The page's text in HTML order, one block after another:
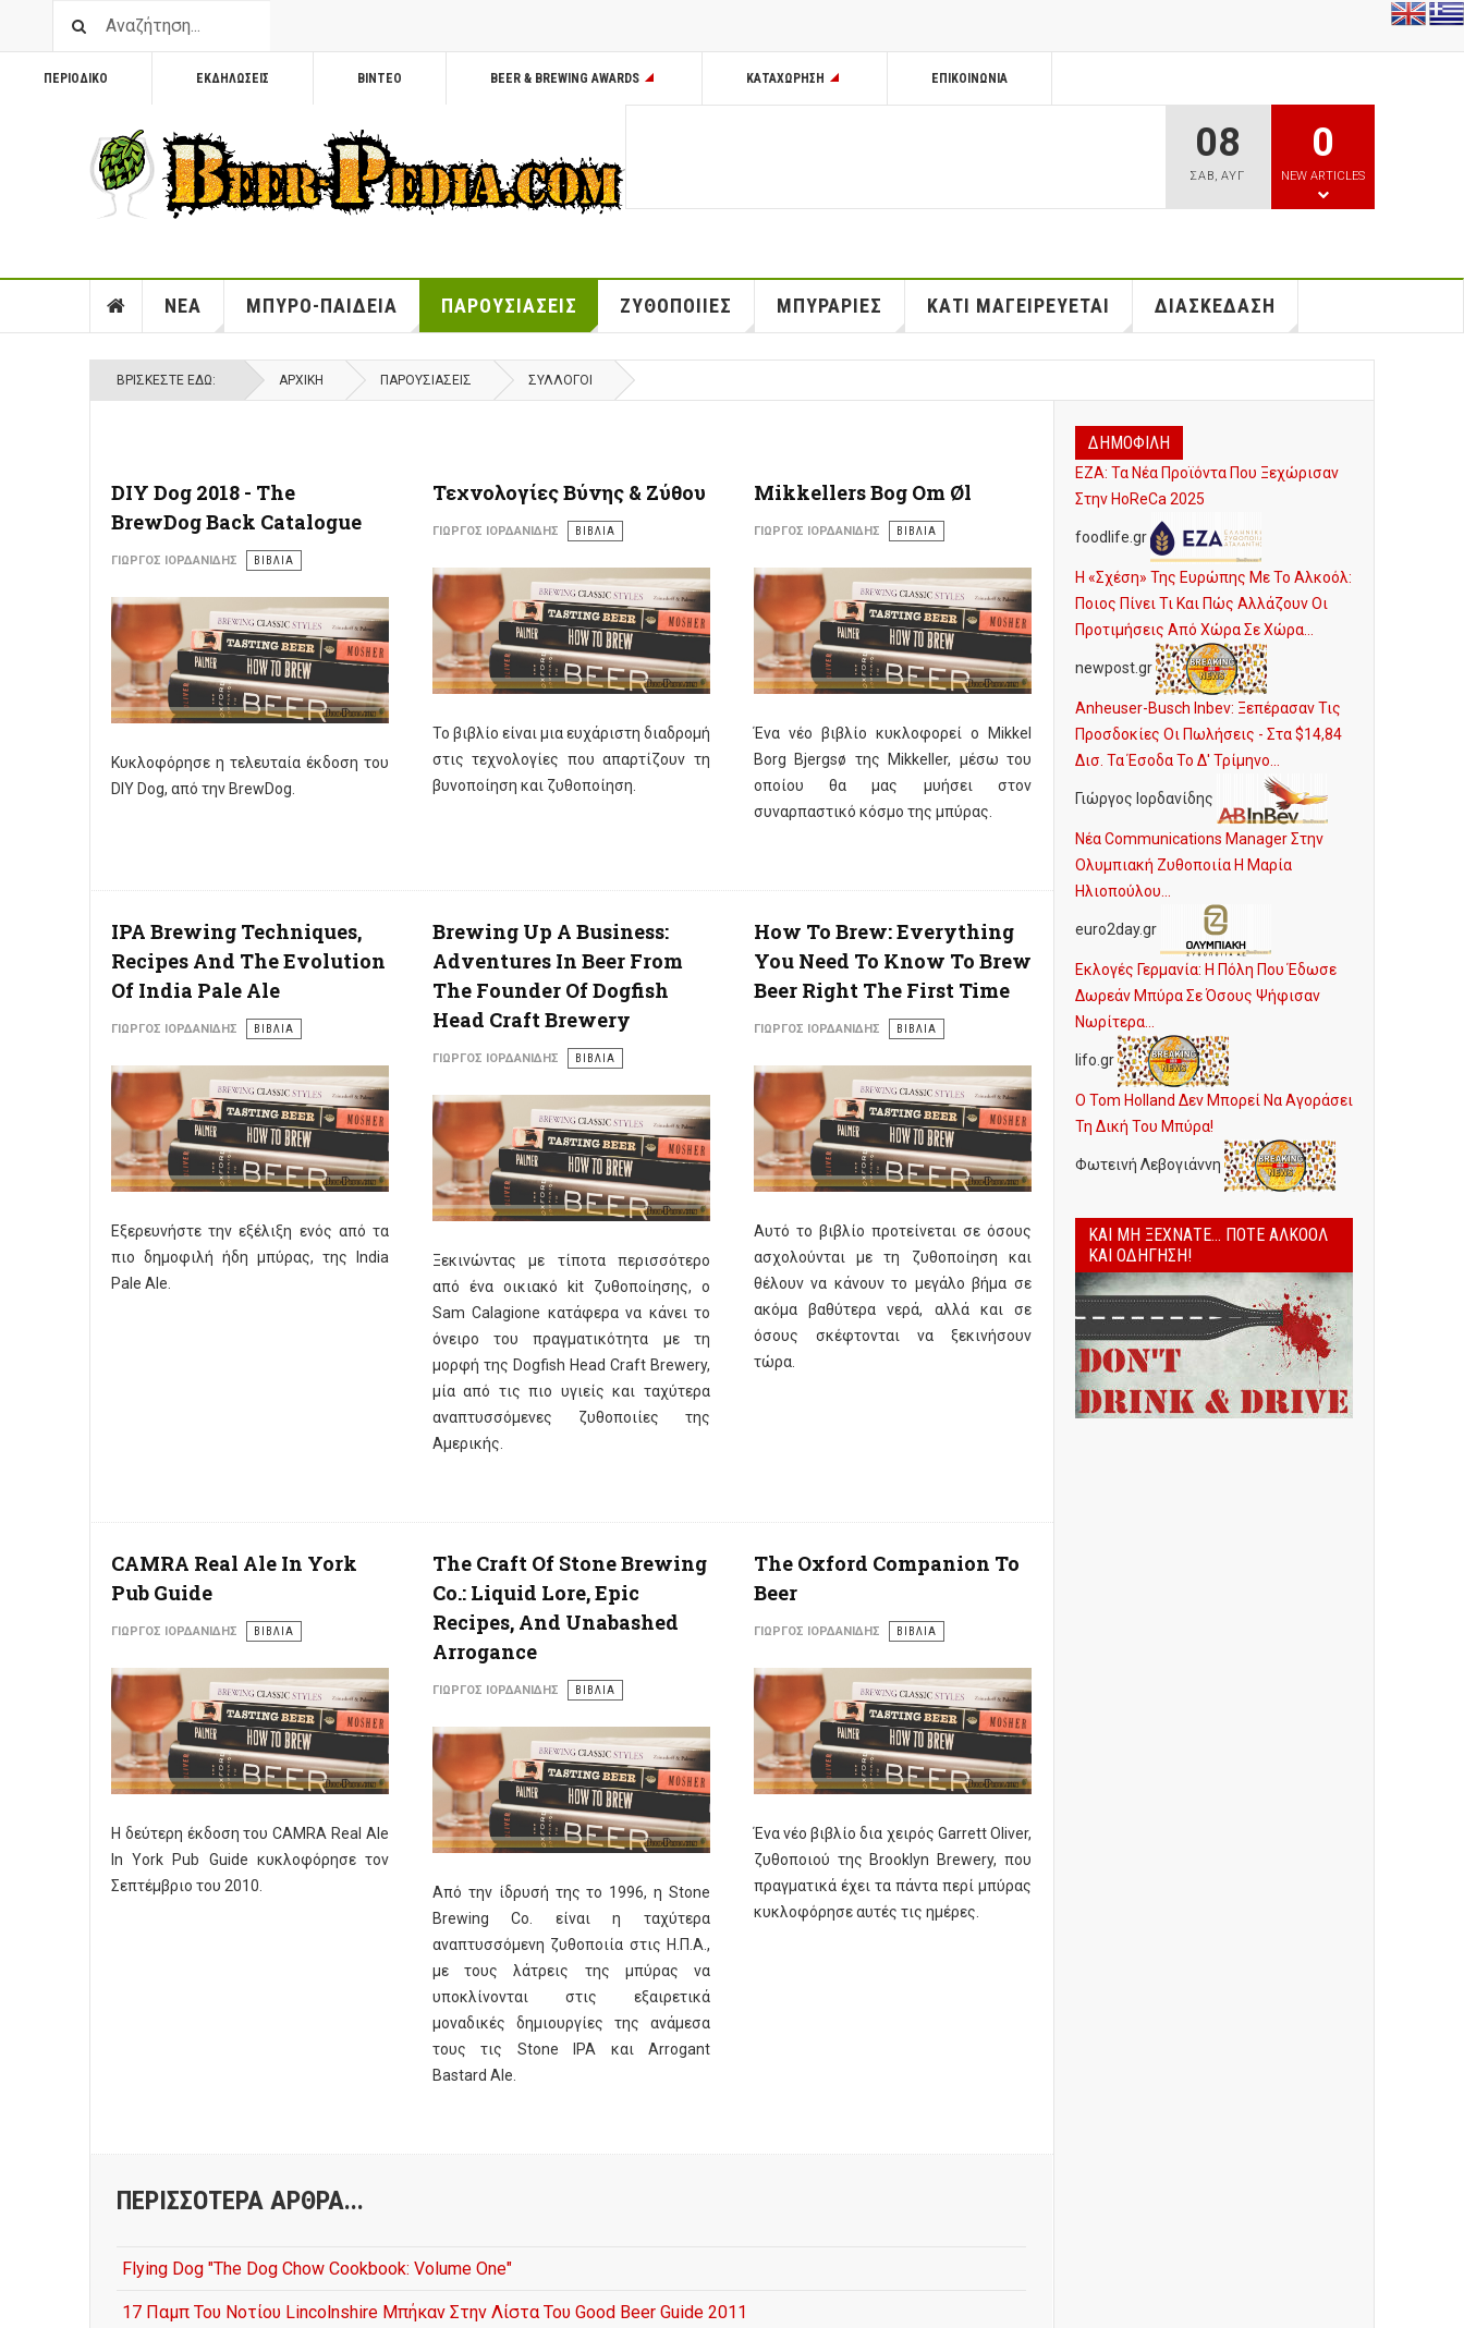
ΠΕΡΙΟΔΙΚΟ ΕΚΔΗΛΩΣΕΙΣ ΒΙΝΤΕΟ BEER & BREWING AWARDS ΚΑΤΑΧΩΡΗΣΗ ΕΠΙΚΟΙΝΩΝΊΑ
08
ΣΑΒ,ΑΥΓ
0
NEW ARTICLES
ΝΕΑ ΜΠΥΡΟ-ΠΑΙΔΕΙΑ ΠΑΡΟΥΣΙΑΣΕΙΣ ΖΥΘΟΠΟΙΙΕΣ ΜΠΥΡΑΡΙΕΣ ΚΑΤΙ ΜΑΓΕΙΡΕΥΕΤΑΙ ΔΙΑΣΚΕΔΑΣΗ
ΒΡΊΣΚΕΣΤΕ ΕΔΏ: ΑΡΧΙΚΉ ΠΑΡΟΥΣΙΑΣΕΙΣ ΣΥΛΛΟΓΟΙ
DIY Dog 2018 - The
BrewDog Back Catalogue
ΓΙΏΡΓΟΣ ΙΟΡΔΑΝΊΔΗΣ ΒΙΒΛΙΑ
Κυκλοφόρησε η τελευταία έκδοση του
DIY Dog, από την BrewDog.
Τεχνολογίες Βύνης & Ζύθου
ΓΙΏΡΓΟΣ ΙΟΡΔΑΝΊΔΗΣ ΒΙΒΛΙΑ
Το βιβλίο είναι μια ευχάριστη διαδρομή
στις τεχνολογίες που απαρτίζουν τη
βυνοποίηση και ζυθοποίηση.
Mikkellers Bog Om Øl
ΓΙΏΡΓΟΣ ΙΟΡΔΑΝΊΔΗΣ ΒΙΒΛΙΑ
Ένα νέο βιβλίο κυκλοφορεί ο Mikkel
Borg Bjergsø της Mikkeller, μέσω του
οποίου θα μας μυήσει στον
συναρπαστικό κόσμο της μπύρας.
IPA Brewing Techniques,
Recipes And The Evolution
Of India Pale Ale
ΓΙΏΡΓΟΣ ΙΟΡΔΑΝΊΔΗΣ ΒΙΒΛΙΑ
Εξερευνήστε την εξέλιξη ενός από τα
πιο δημοφιλή ήδη μπύρας, της India
Pale Ale.
Brewing Up A Business:
Adventures In Beer From
The Founder Of Dogfish
Head Craft Brewery
ΓΙΏΡΓΟΣ ΙΟΡΔΑΝΊΔΗΣ ΒΙΒΛΙΑ
Ξεκινώντας με τίποτα περισσότερο
από ένα οικιακό kit ζυθοποίησης, ο
Sam Calagione κατάφερα να κάνει το
όνειρο του πραγματικότητα με τη
μορφή της Dogfish Head Craft Brewery,
μία από τις πιο υγιείς και ταχύτερα
αναπτυσσόμενες ζυθοποιίες της
Αμερικής.
How To Brew: Everything
You Need To Know To Brew
Beer Right The First Time
ΓΙΏΡΓΟΣ ΙΟΡΔΑΝΊΔΗΣ ΒΙΒΛΙΑ
Αυτό το βιβλίο προτείνεται σε όσους
ασχολούνται με τη ζυθοποίηση και
θέλουν να κάνουν το μεγάλο βήμα σε
ακόμα βαθύτερα νερά, αλλά και σε
όσους σκέφτονται να ξεκινήσουν
τώρα.
CAMRA Real Ale In York
Pub Guide
ΓΙΏΡΓΟΣ ΙΟΡΔΑΝΊΔΗΣ ΒΙΒΛΙΑ
Η δεύτερη έκδοση του CAMRA Real Ale
In York Pub Guide κυκλοφόρησε τον
Σεπτέμβριο του 2010.
The Craft Of Stone Brewing
Co.: Liquid Lore, Epic
Recipes, And Unabashed
Arrogance
ΓΙΏΡΓΟΣ ΙΟΡΔΑΝΊΔΗΣ ΒΙΒΛΙΑ
Από την ίδρυσή της το 1996, η Stone
Brewing Co. είναι η ταχύτερα
αναπτυσσόμενη ζυθοποιία στις Η.Π.Α.,
με τους λάτρεις της μπύρας να
υποκλίνονται στις εξαιρετικά
μοναδικές δημιουργίες της ανάμεσα
τους τις Stone IPA και Arrogant
Bastard Ale.
The Oxford Companion To
Beer
ΓΙΏΡΓΟΣ ΙΟΡΔΑΝΊΔΗΣ ΒΙΒΛΙΑ
Ένα νέο βιβλίο δια χειρός Garrett Oliver,
ζυθοποιού της Brooklyn Brewery, που
πραγματικά έχει τα πάντα περί μπύρας
κυκλοφόρησε αυτές τις ημέρες.
ΠΕΡΙΣΣΌΤΕΡΑ ΆΡΘΡΑ...
Flying Dog "The Dog Chow Cookbook: Volume One"
17 Παμπ Του Νοτίου Lincolnshire Μπήκαν Στην Λίστα Του Good Beer Guide 2011
ΔΗΜΟΦΙΛΗ
ΕΖΑ: Τα Νέα Προϊόντα Που Ξεχώρισαν
Στην HoReCa 2025
foodlife.gr
Η «Σχέση» Της Ευρώπης Με Το Αλκοόλ:
Ποιος Πίνει Τι Και Πώς Αλλάζουν Οι
Προτιμήσεις Από Χώρα Σε Χώρα...
newpost.gr
Anheuser-Busch Inbev: Ξεπέρασαν Τις
Προσδοκίες Οι Πωλήσεις - Στα $14,84
Δισ. Τα Έσοδα Το Δ' Τρίμηνο...
Γιώργος Ιορδανίδης
Νέα Communications Manager Στην
Ολυμπιακή Ζυθοποιία Η Μαρία
Ηλιοπούλου...
euro2day.gr
Εκλογές Γερμανία: Η Πόλη Που Έδωσε
Δωρεάν Μπύρα Σε Όσους Ψήφισαν
Νωρίτερα...
lifo.gr
Ο Tom Holland Δεν Μπορεί Να Αγοράσει
Τη Δική Του Μπύρα!
Φωτεινή Λεβογιάννη
ΚΑΙ ΜΗ ΞΕΧΝΆΤΕ... ΠΟΤΈ ΑΛΚΟΌΛ
ΚΑΙ ΟΔΉΓΗΣΗ!